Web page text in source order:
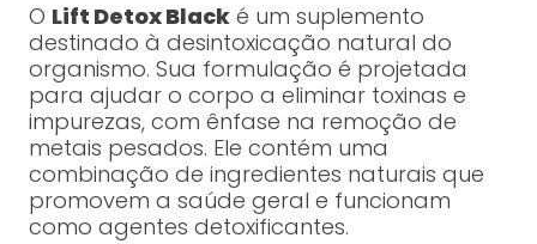
O Lift Detox Blacké um suplemento
destinado à desintoxicação natural do
organismo. Sua formulação é projetada
para ajudar o corpo a eliminar toxinas e
impurezas, com ênfase na remoção de
metais pesados. Ele contém uma
combinação de ingredientes naturais que
promovem a saúde geral e funcionam
como agentes detoxificantes.